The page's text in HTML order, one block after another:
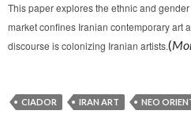
This paper explores the ethnic and
market confines Iranian contemporary art
discourse is colonizing Iranian artists.(
CIADOR IRAN ART NEO